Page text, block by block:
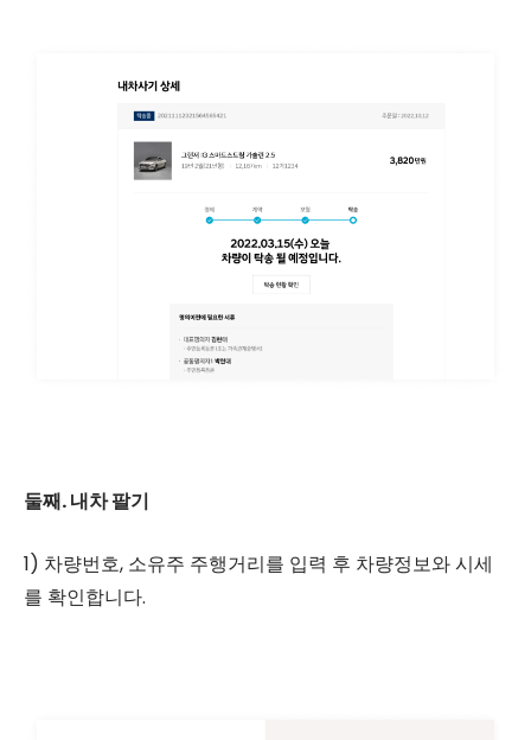
둘째. 내차 팔기
1) 차량번호, 소유주 주행거리를 입력 후 차량정보와 시세
를 확인합니다.